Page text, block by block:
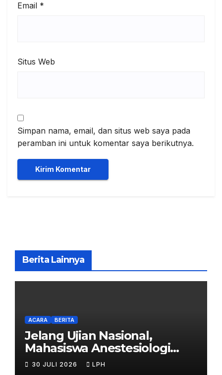
Email *
Situs Web
Simpan nama, email, dan situs web saya pada
peramban ini untuk komentar saya berikutnya.
Berita Lainnya
ACARA BERITA
Jelang Ujian Nasional,
Mahasiswa Anestesiologi
UHB Jalani Simulasi
30 JULI 2026 LPH